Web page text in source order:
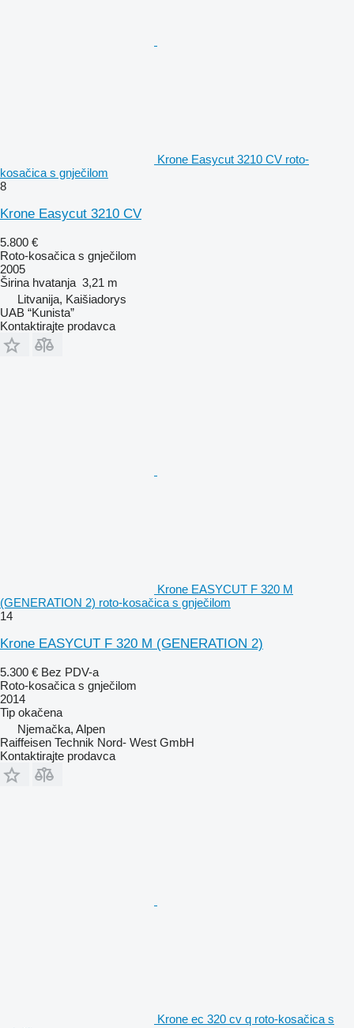
Krone Easycut 3210 CV roto-
kosačica s gnječilom
8
Krone Easycut 3210 CV
5.800 €
Roto-kosačica s gnječilom
2005
Širina hvatanja 3,21 m
Litvanija, Kaišiadorys
UAB “Kunista”
Kontaktirajte prodavca
Krone EASYCUT F 320 M
(GENERATION 2) roto-kosačica s gnječilom
14
Krone EASYCUT F 320 M (GENERATION 2)
5.300 € Bez PDV-a
Roto-kosačica s gnječilom
2014
Tip okačena
Njemačka, Alpen
Raiffeisen Technik Nord- West GmbH
Kontaktirajte prodavca
Krone ec 320 cv q roto-kosačica s